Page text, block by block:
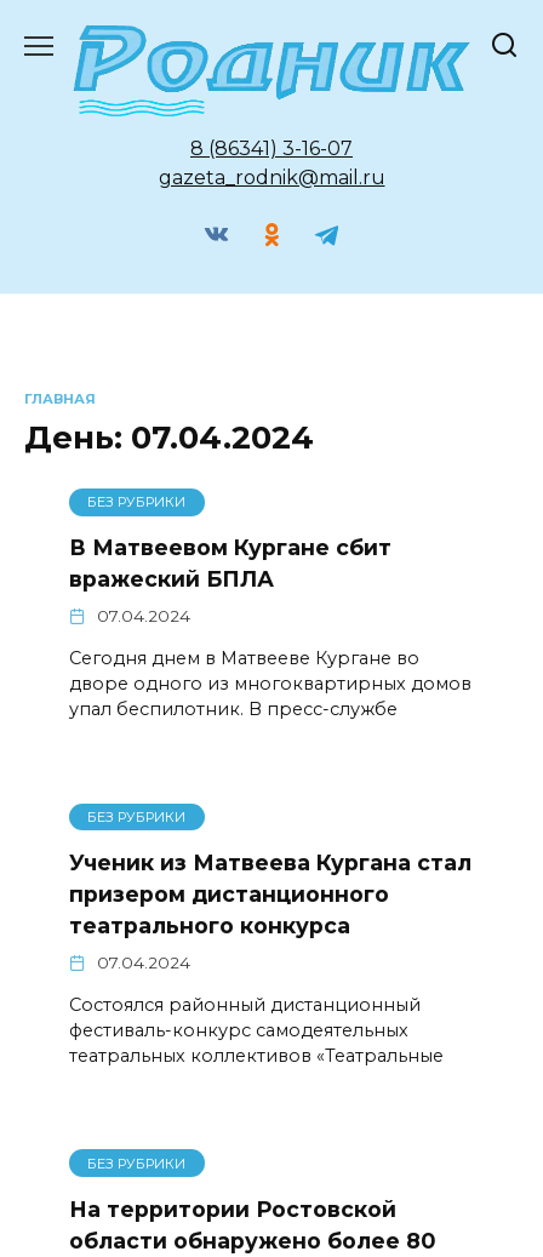
содержанию
8 (86341) 3-16-07
gazeta_rodnik@mail.ru
ГЛАВНАЯ
День: 07.04.2024
БЕЗ РУБРИКИ
В Матвеевом Кургане сбит
вражеский БПЛА
07.04.2024
Сегодня днем в Матвееве Кургане во
дворе одного из многоквартирных домов
упал беспилотник. В пресс-службе
БЕЗ РУБРИКИ
Ученик из Матвеева Кургана стал
призером дистанционного
театрального конкурса
07.04.2024
Состоялся районный дистанционный
фестиваль-конкурс самодеятельных
театральных коллективов «Театральные
БЕЗ РУБРИКИ
На территории Ростовской
области обнаружено более 80